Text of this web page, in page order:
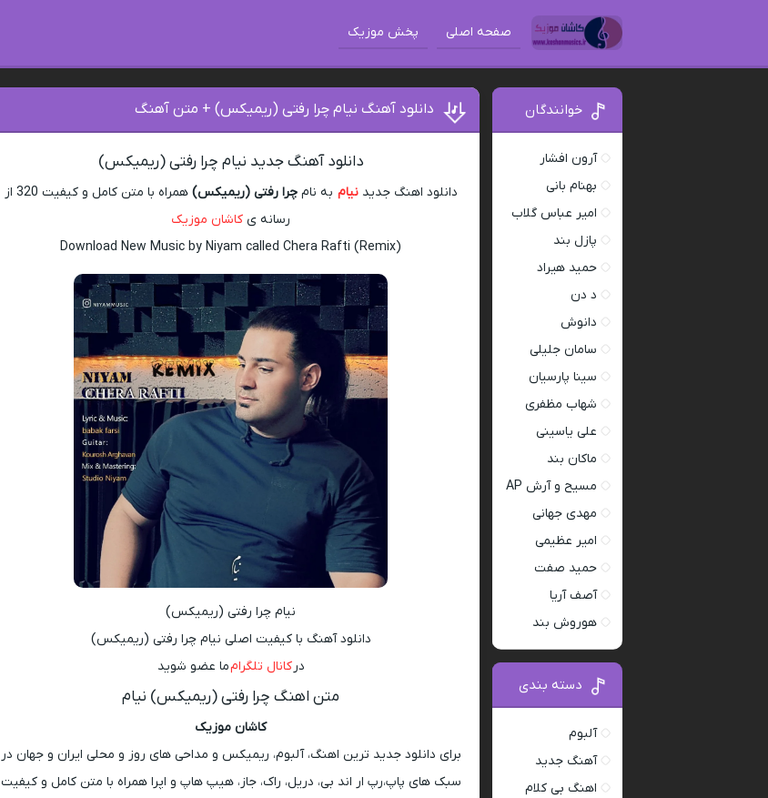
صفحه اصلی پخش موزیک
دانلود آهنگ نیام چرا رفتی (ریمیکس) + متن آهنگ
دانلود آهنگ جدید نیام چرا رفتی (ریمیکس)
دانلود اهنگ جدیدنیام به نامچرا رفتی (ریمیکس)
همراه با متن کامل و کیفیت 320 از
رسانه ی کاشان موزیک
Download New Music by Niyam called Chera Rafti (Remix)
نیام چرا رفتی (ریمیکس)
دانلود آهنگ با کیفیت اصلی نیام چرا رفتی (ریمیکس)
در کانال تلگرامما عضو شوید
متن اهنگ چرا رفتی (ریمیکس) نیام
کاشان موزیک
برای دانلود جدید ترین اهنگ، آلبوم، ریمیکس و مداحی های روز و محلی ایران و جهان در
سبک های پاپ،رپ ار اند بی، دریل، راک، جاز، هیپ هاپ و اپرا همراه با متن کامل و کیفیت
خوانندگان
آرون افشار
بهنام بانی
امیر عباس گلاب
پازل بند
حمید هیراد
د دن
دانوش
سامان جلیلی
سینا پارسیان
شهاب مظفری
علی یاسینی
ماکان بند
مسیح و آرش AP
مهدی جهانی
امیر عظیمی
حمید صفت
آصف آریا
هوروش بند
دسته بندی
آلبوم
آهنگ جدید
اهنگ بی کلام